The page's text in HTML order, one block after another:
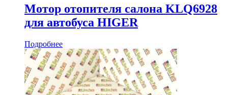
Мотор отопителя салона KLQ6928
для автобуса HIGER
Подробнее